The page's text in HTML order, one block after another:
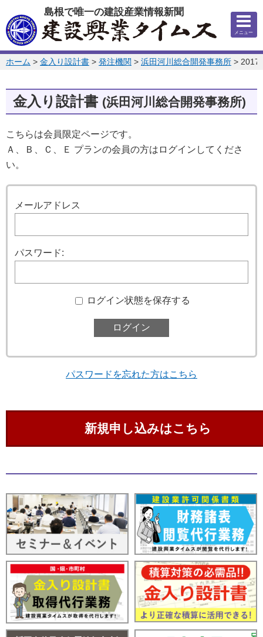
このページの本文へ
島根で唯一の建設産業情報新聞
メニュー
このページの位置:
ホーム > 金入り設計書 > 発注機関 > 浜田河川総合開発事務所 > 2017
金入り設計書 (浜田河川総合開発事務所)
こちらは会員限定ページです。
Ａ、Ｂ、Ｃ、Ｅ プランの会員の方はログインしてくださ
い。
メールアドレス
パスワード:
ログイン状態を保存する
パスワードを忘れた方はこちら
新規申し込みはこちら